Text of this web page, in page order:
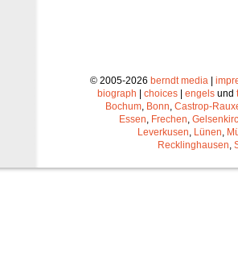
© 2005-2026 berndt media |
biograph | choices | engels und
Bochum Bonn Castrop-
Essen Frechen
Leverkusen Lünen
Recklinghausen